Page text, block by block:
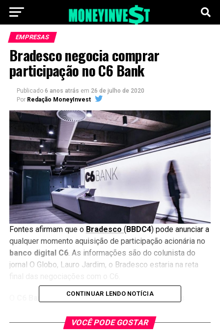
EMPRESAS
Bradesco negocia comprar
participação no C6 Bank
Publicado 6 anos atrás em 26 de julho de 2020
Por Redação MoneyInvest
Fontes afirmam que o Bradesco (BBDC4) pode anunciar a
qualquer momento aquisição de participação acionária no
banco digital C6. As informações são do colunista do
jornal O Globo, Lauro Jardim, o Bradesco estaria na reta
foi fundado em 2018 por ex-executivos
Fonseca, Leandro Torres e Luiz Marcelo Calicchio. A sede
CONTINUAR LENDO NOTÍCIA
VOCÊ PODE GOSTAR